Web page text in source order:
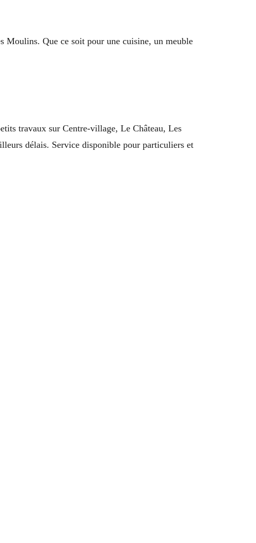
Moulins. Que ce soit pour une cuisine, un meuble
travaux sur Centre-village, Le Château, Les
délais. Service disponible pour particuliers et